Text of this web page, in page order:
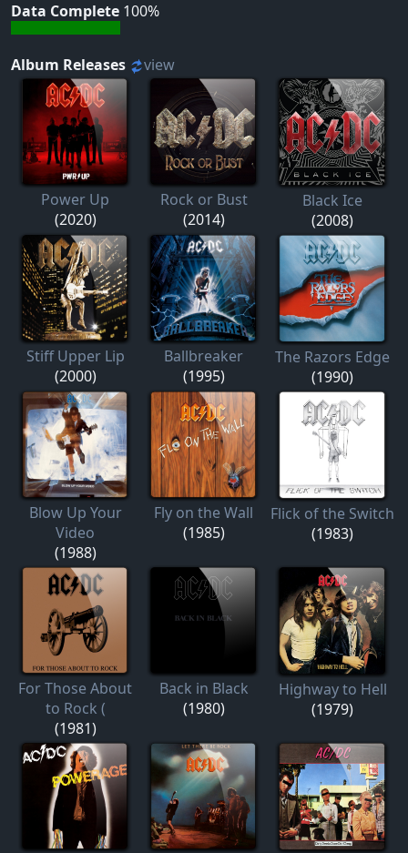
Data Complete 100%
Album Releases view
Power Up
(2020)
Rock or Bust
(2014)
Black Ice
(2008)
Stiff Upper Lip
(2000)
Ballbreaker
(1995)
The Razors Edge
(1990)
Blow Up Your
Video
(1988)
Fly on the Wall
(1985)
Flick of the Switch
(1983)
For Those About
to Rock (
(1981)
Back in Black
(1980)
Highway to Hell
(1979)